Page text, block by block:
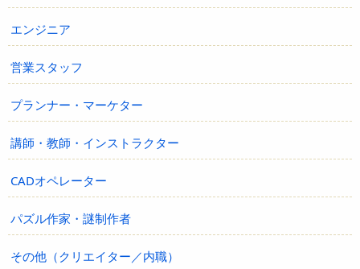
エンジニア
営業スタッフ
プランナー・マーケター
講師・教師・インストラクター
CADオペレーター
パズル作家・謎制作者
その他（クリエイター／内職）